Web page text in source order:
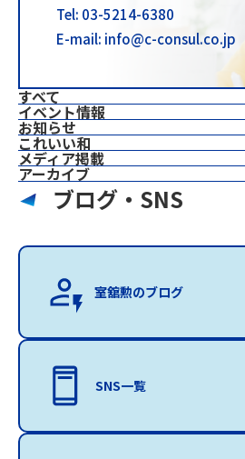
すべて
イベント情報
お知らせ
これいい和
⁨⁩メディア掲載
アーカイブ
Tel: 03-5214-6380
E-mail: info@c-consul.co.jp
ブログ・SNS
室舘勲のブログ
SNS一覧